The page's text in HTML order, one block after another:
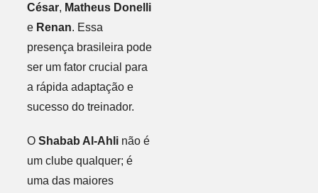
César, Matheus Donelli
e Renan. Essa
presença brasileira pode
ser um fator crucial para
a rápida adaptação e
sucesso do treinador.
O Shabab Al-Ahlinão é
um clube qualquer; é
uma das maiores